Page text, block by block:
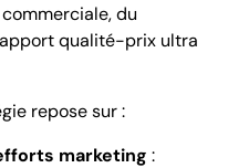
du
qualité-prix ultra
repose sur :
marketing :